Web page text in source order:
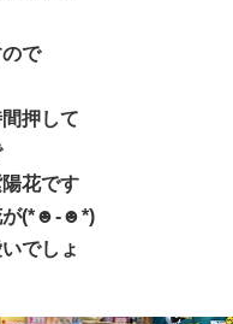
で
押して
花です
が(*☻-☻*)
でしょ